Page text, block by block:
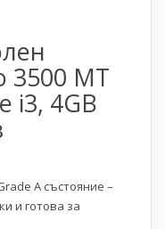
3500 MT
i3, 4GB
A състояние –
и готова за